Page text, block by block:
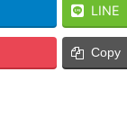
LINE
Copy